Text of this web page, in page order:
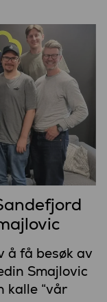
å få besøk av
Smajlovic
kalle “vår